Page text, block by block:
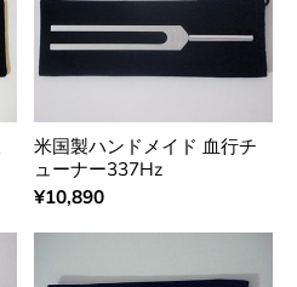
米国製ハンドメイド 血行チ
ューナー337Hz
¥10,890